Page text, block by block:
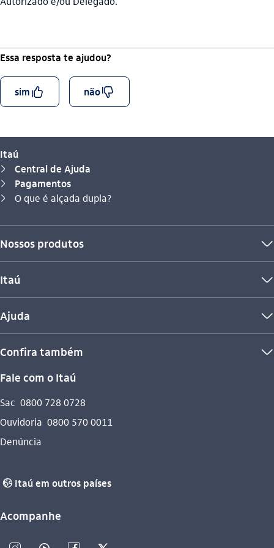
Essa resposta te ajudou?
simcurtir_outline nãodescurtir_outline
Itaú
seta_direita Central de Ajuda
seta_direita Pagamentos
seta_direita
Você está aqui:
O que é alçada dupla?
Nossos produtos seta_baixo
Itaú seta_baixo
Ajuda seta_baixo
Confira também seta_baixo
Fale com o Itaú
Sac 0800 728 0728
Ouvidoria 0800 570 0011
Denúncia
globo_outline Itaú em outros países
Acompanhe